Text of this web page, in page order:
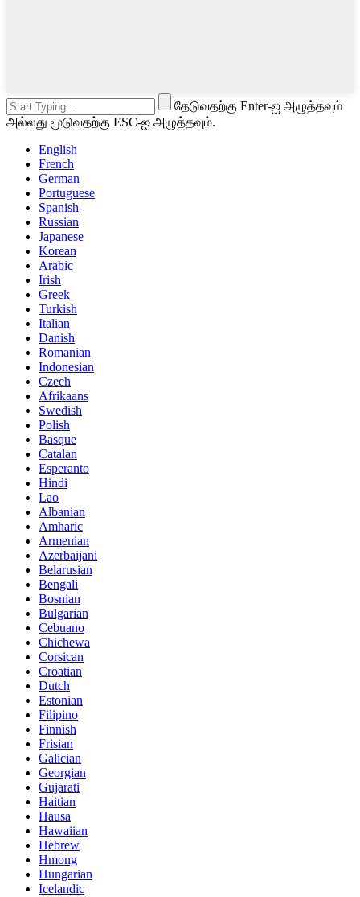
தேடுவதற்கு Enter-ஐ அழுத்தவும்
அல்லது மூடுவதற்கு ESC-ஐ அழுத்தவும்.
English
French
German
Portuguese
Spanish
Russian
Japanese
Korean
Arabic
Irish
Greek
Turkish
Italian
Danish
Romanian
Indonesian
Czech
Afrikaans
Swedish
Polish
Basque
Catalan
Esperanto
Hindi
Lao
Albanian
Amharic
Armenian
Azerbaijani
Belarusian
Bengali
Bosnian
Bulgarian
Cebuano
Chichewa
Corsican
Croatian
Dutch
Estonian
Filipino
Finnish
Frisian
Galician
Georgian
Gujarati
Haitian
Hausa
Hawaiian
Hebrew
Hmong
Hungarian
Icelandic